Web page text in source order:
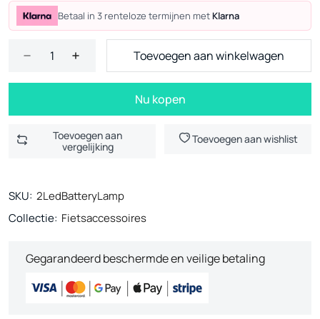
Betaal in 3 renteloze termijnen met Klarna
Toevoegen aan winkelwagen
Nu kopen
Toevoegen aan
vergelijking
Toevoegen aan wishlist
SKU: 2LedBatteryLamp
Collectie: Fietsaccessoires
Gegarandeerd beschermde en veilige betaling